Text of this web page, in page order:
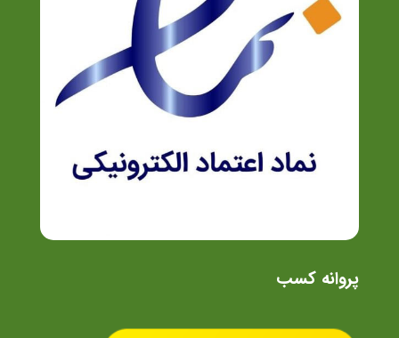
پروانه کسب